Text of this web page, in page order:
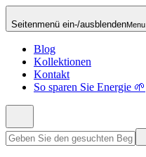
Seitenmenü ein-/ausblendenMenu
Blog
Kollektionen
Kontakt
So sparen Sie Energie 🌱